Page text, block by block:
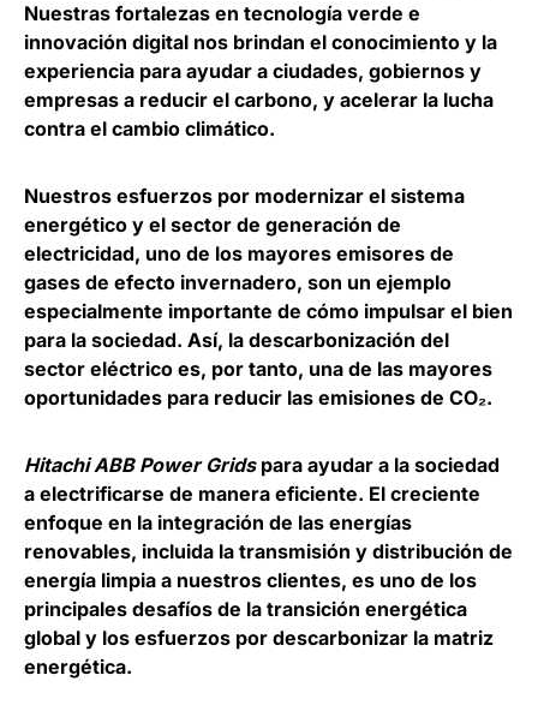
Nuestras fortalezas en tecnología verde e
innovación digital nos brindan el conocimiento y la
experiencia para ayudar a ciudades, gobiernos y
empresas a reducir el carbono, y acelerar la lucha
contra el cambio climático.
Nuestros esfuerzos por modernizar el sistema
energético y el sector de generación de
electricidad, uno de los mayores emisores de
gases de efecto invernadero, son un ejemplo
especialmente importante de cómo impulsar el bien
para la sociedad. Así, la descarbonización del
sector eléctrico es, por tanto, una de las mayores
oportunidades para reducir las emisiones de CO₂.
Hitachi ABB Power Gridspara ayudar a la sociedad
a electrificarse de manera eficiente. El creciente
enfoque en la integración de las energías
renovables, incluida la transmisión y distribución de
energía limpia a nuestros clientes, es uno de los
principales desafíos de la transición energética
global y los esfuerzos por descarbonizar la matriz
energética.